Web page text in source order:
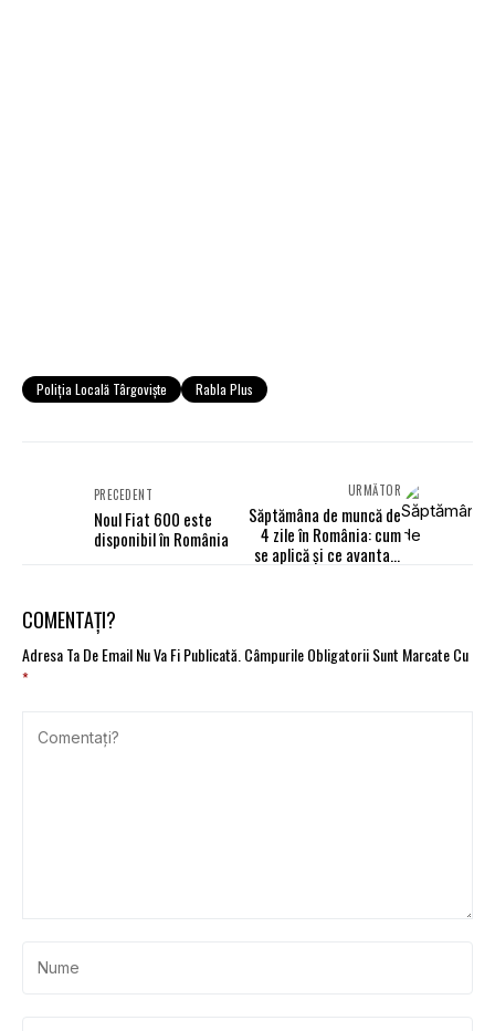
Poliția Locală Târgoviște Rabla Plus
PRECEDENT
Noul Fiat 600 este
disponibil în România
URMĂTOR
Săptămâna de muncă de
4 zile în România: cum
se aplică și ce avantaje
COMENTAȚI?
Adresa Ta De Email Nu Va Fi Publicată.Câmpurile Obligatorii Sunt Marcate Cu
*